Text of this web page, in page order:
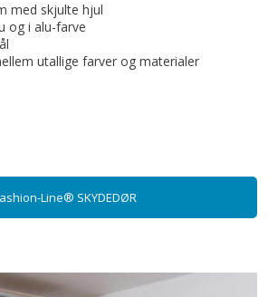
med skjulte hjul
og i alu-farve
utallige farver og materialer
Line® SKYDEDØR